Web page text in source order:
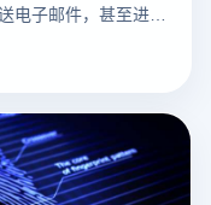
子邮件，甚至进行
的要求也在增加，用
高工作效率。那免